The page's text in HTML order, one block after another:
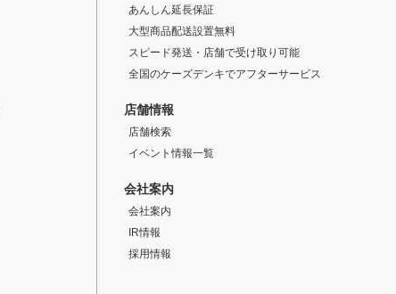
あんしん延長保証
大型商品配送設置無料
スピード発送・店舗で受け取り可能
全国のケーズデンキでアフターサービス
店舗情報
店舗検索
イベント情報一覧
会社案内
会社案内
IR情報
採用情報